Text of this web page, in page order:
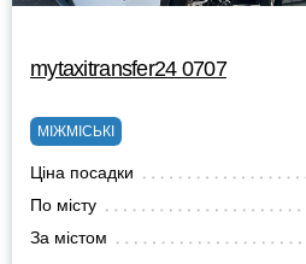
mytaxitransfer24 0707
МІЖМІСЬКІ
Ціна посадки
По місту
За містом